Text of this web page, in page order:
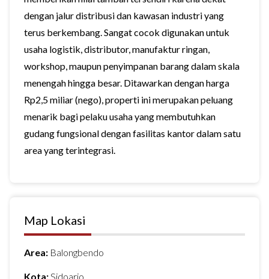
dengan jalur distribusi dan kawasan industri yang
terus berkembang. Sangat cocok digunakan untuk
usaha logistik, distributor, manufaktur ringan,
workshop, maupun penyimpanan barang dalam skala
menengah hingga besar. Ditawarkan dengan harga
Rp2,5 miliar (nego), properti ini merupakan peluang
menarik bagi pelaku usaha yang membutuhkan
gudang fungsional dengan fasilitas kantor dalam satu
area yang terintegrasi.
Map Lokasi
Area: Balongbendo
Kota: Sidoarjo